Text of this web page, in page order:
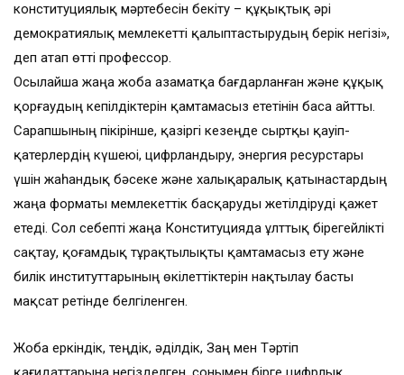
конституциялық мәртебесін бекіту – құқықтық әрі
демократиялық мемлекетті қалыптастырудың берік негізі»,
деп атап өтті профессор.
Осылайша жаңа жоба азаматқа бағдарланған және құқық
қорғаудың кепілдіктерін қамтамасыз ететінін баса айтты.
Сарапшының пікірінше, қазіргі кезеңде сыртқы қауіп-
қатерлердің күшеюі, цифрландыру, энергия ресурстары
үшін жаһандық бәсеке және халықаралық қатынастардың
жаңа форматы мемлекеттік басқаруды жетілдіруді қажет
етеді. Сол себепті жаңа Конституцияда ұлттық бірегейлікті
сақтау, қоғамдық тұрақтылықты қамтамасыз ету және
билік институттарының өкілеттіктерін нақтылау басты
мақсат ретінде белгіленген.
Жоба еркіндік, теңдік, әділдік, Заң мен Тәртіп